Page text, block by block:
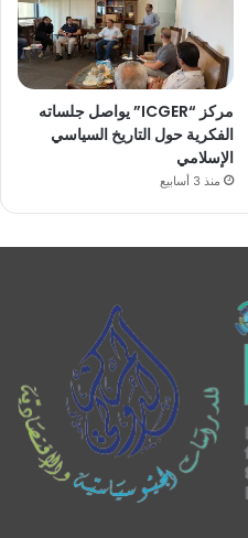
مركز “ICGER” يواصل جلساته
الفكرية حول التاريخ السياسي
الإسلامي
منذ 3 أسابيع